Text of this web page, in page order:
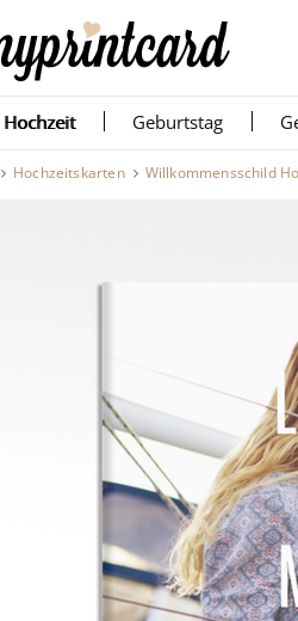
Hochzeit Geburtstag
Hochzeitskarten Willkommensschild